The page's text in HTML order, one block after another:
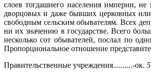
слоев тогдашнего населения империи,
дворцовых и даже бывших церковных или
свободным сельским обывателям. Всех
ни их значению в государстве. Всего
несколько сот обывателей, послал по
Пропорциональное отношение
Правительственные учреждения..........-ок.